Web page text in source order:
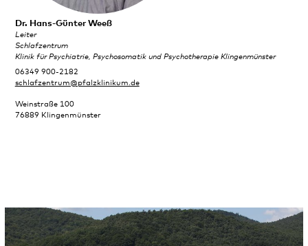
Dr. Hans-Günter Weeß
Leiter
Schlafzentrum
Klinik für Psychiatrie, Psychosomatik und Psychotherapie Klingenmünster
06349 900-2182
schlafzentrum@pfalzklinikum.de
Weinstraße 100
76889 Klingenmünster